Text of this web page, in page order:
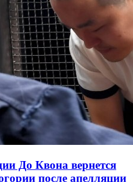
скупать ASTER
в инсайде